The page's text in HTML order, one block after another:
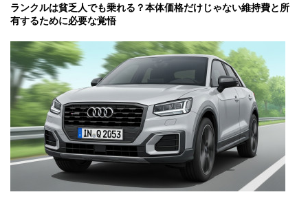
ランクルは貧乏人でも乗れる？本体価格だけじゃない維持費と所
有するために必要な覚悟